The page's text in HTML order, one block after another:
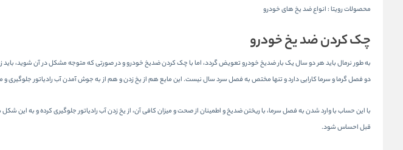
محصولات رویتا :انواع ضد یخ های خودرو
چک کردن ضد یخ خودرو
به طور نرمال باید هر دو سال یک بار ضدیخ خودرو تعویض گردد، اما با چک کردن ضدیخ خودرو و در صورتی که متوجه مشکل در آن شوید، باید
دو فصل گرما و سرما کارایی دارد و تنها مختص به فصل سرد سال نیست. این مایع هم از یخ زدن و هم از به جوش آمدن آب رادیاتور جلوگیری
با این حساب با وارد شدن به فصل سرما، با ریختن ضدیخ و اطمینان از صحت و میزان کافی آن، از یخ زدن آب رادیاتور جلوگیری کرده و به این
قبل احساس شود.